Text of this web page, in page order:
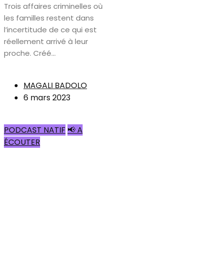
Trois affaires criminelles où
les familles restent dans
l’incertitude de ce qui est
réellement arrivé à leur
proche. Créé...
MAGALI BADOLO
6 mars 2023
PODCAST NATIF 📢 A
ÉCOUTER